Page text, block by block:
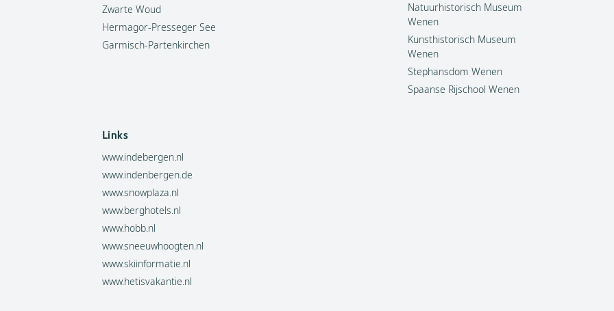
Zwarte Woud
Hermagor-Presseger See
Garmisch-Partenkirchen
Natuurhistorisch Museum
Wenen
Kunsthistorisch Museum
Wenen
Stephansdom Wenen
Spaanse Rijschool Wenen
Links
www.indebergen.nl
www.indenbergen.de
www.snowplaza.nl
www.berghotels.nl
www.hobb.nl
www.sneeuwhoogten.nl
www.skiinformatie.nl
www.hetisvakantie.nl